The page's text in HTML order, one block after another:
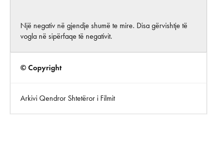
Një negativ në gjendje shumë te mire. Disa gërvishtje të
vogla në sipërfaqe të negativit.
© Copyright
Arkivi Qendror Shtetëror i Filmit